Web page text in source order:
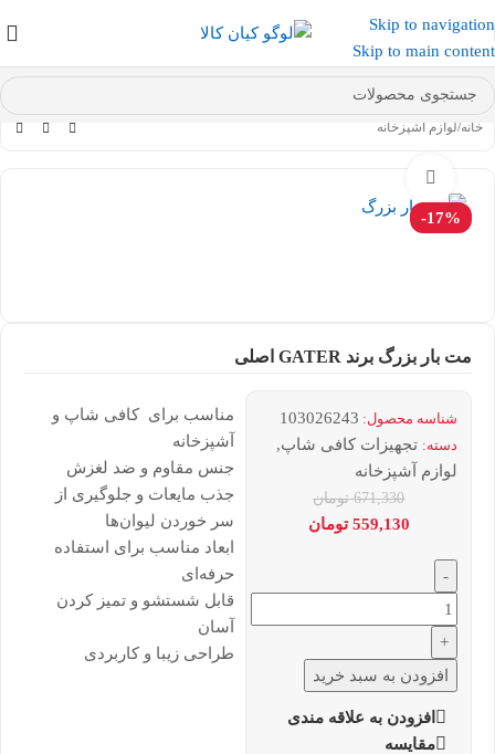
Skip to navigation
Skip to main content
عضو کانال بله کیان کالا شوید و کد تخفیف دریافت کنید.
خانه/لوازم آشپزخانه
-17%
مت بار بزرگ برند GATER اصلی
مناسب برای کافی شاپ و
آشپزخانه
جنس مقاوم و ضد لغزش
جذب مایعات و جلوگیری از
سر خوردن لیوان‌ها
ابعاد مناسب برای استفاده
حرفه‌ای
قابل شستشو و تمیز کردن
آسان
طراحی زیبا و کاربردی
شناسه محصول: 103026243
دسته: تجهیزات کافی شاپ,
لوازم آشپزخانه
671,330 تومان
559,130 تومان
-
+
افزودن به سبد خرید
افزودن به علاقه مندی
مقایسه